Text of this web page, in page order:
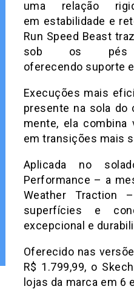
uma relação
em estabilidade e
Run Speed Beast
sob os pés
oferecendo suporte
Execuções mais
presente na sola do
mente, ela combina
em transições mais
Aplicada no
Performance – a
Weather Traction
superfícies e
excepcional e
Oferecido nas
R$ 1.799,99, o
lojas da marca em